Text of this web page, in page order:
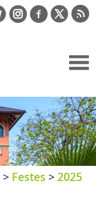
> Festes >2025